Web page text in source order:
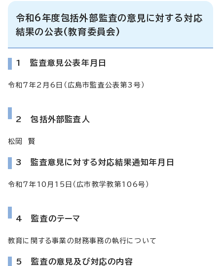
令和6年度包括外部監査の意見に対する対応
結果の公表(教育委員会)
1 監査意見公表年月日
令和7年2月6日（広島市監査公表第3号）
2 包括外部監査人
松岡 賢
3 監査意見に対する対応結果通知年月日
令和7年10月15日（広市教学教第106号）
4 監査のテーマ
教育に関する事業の財務事務の執行について
5 監査の意見及び対応の内容